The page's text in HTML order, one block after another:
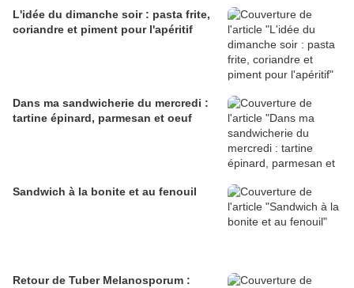
L'idée du dimanche soir : pasta frite,
coriandre et piment pour l'apéritif
Dans ma sandwicherie du mercredi :
tartine épinard, parmesan et oeuf
Sandwich à la bonite et au fenouil
Retour de Tuber Melanosporum :